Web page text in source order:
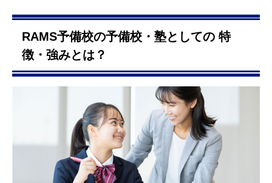
RAMS予備校の予備校・塾としての 特
徴・強みとは？